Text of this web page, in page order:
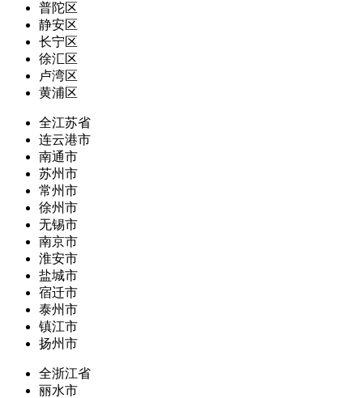
普陀区
静安区
长宁区
徐汇区
卢湾区
黄浦区
全江苏省
连云港市
南通市
苏州市
常州市
徐州市
无锡市
南京市
淮安市
盐城市
宿迁市
泰州市
镇江市
扬州市
全浙江省
丽水市